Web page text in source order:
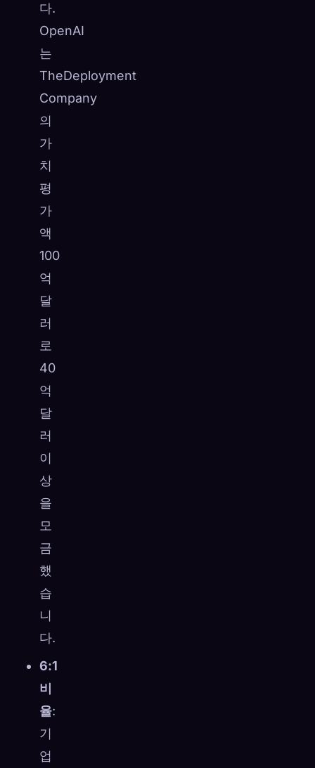
다.
OpenAI
는
TheDeployment
Company
의
가
치
평
가
액
100
억
달
러
로
40
억
달
러
이
상
을
모
금
했
습
니
다.
6:1
비
율:
기
업